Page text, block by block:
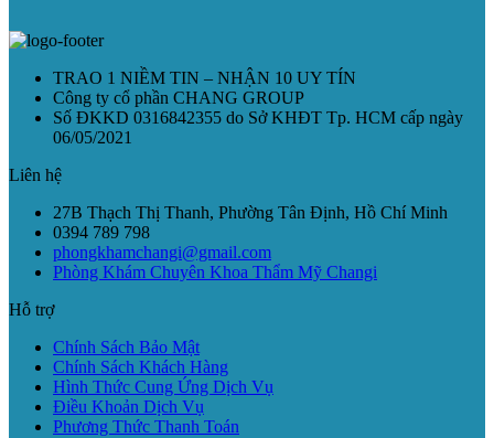
TRAO 1 NIỀM TIN – NHẬN 10 UY TÍN
Công ty cổ phần CHANG GROUP
Số ĐKKD 0316842355 do Sở KHĐT Tp. HCM cấp ngày
06/05/2021
Liên hệ
27B Thạch Thị Thanh, Phường Tân Định, Hồ Chí Minh
0394 789 798
phongkhamchangi@gmail.com
Phòng Khám Chuyên Khoa Thẩm Mỹ Changi
Hỗ trợ
Chính Sách Bảo Mật
Chính Sách Khách Hàng
Hình Thức Cung Ứng Dịch Vụ
Điều Khoản Dịch Vụ
Phương Thức Thanh Toán